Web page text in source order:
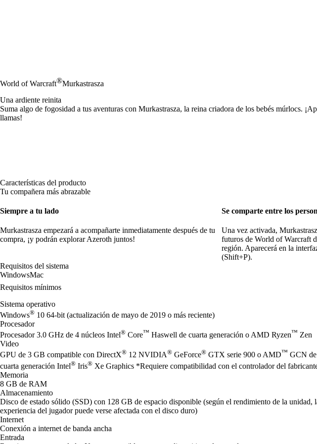
World of Warcraft®Murkastrasza
Una ardiente reinita
Suma algo de fogosidad a tus aventuras con Murkastrasza, la reina criadora de los bebés múrlocs.
llamas!
Características del producto
Tu compañera más abrazable
Siempre a tu lado
Murkastrasza empezará a acompañarte inmediatamente después de tu
compra, ¡y podrán explorar Azeroth juntos!
Se comparte entre los
Una vez activada,
futuros de World of Warcraft
región. Aparecerá en la
(Shift+P).
Requisitos del sistema
WindowsMac
Requisitos mínimos
Sistema operativo
Windows® 10 64-bit (actualización de mayo de 2019 o más reciente)
Procesador
Procesador 3.0 GHz de 4 núcleos Intel® Core™ Haswell de cuarta generación o AMD Ryzen™ Zen
Video
GPU de 3 GB compatible con DirectX® 12 NVIDIA® GeForce® GTX serie 900 o AMD™ GCN de
cuarta generación Intel® Iris® Xe Graphics *Requiere compatibilidad con el controlador del
Memoria
8 GB de RAM
Almacenamiento
Disco de estado sólido (SSD) con 128 GB de espacio disponible (según el rendimiento de la unidad,
experiencia del jugador puede verse afectada con el disco duro)
Internet
Conexión a internet de banda ancha
Entrada